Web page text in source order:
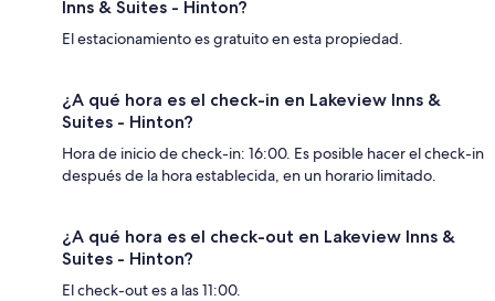
Inns & Suites - Hinton?
El estacionamiento es gratuito en esta propiedad.
¿A qué hora es el check-in en Lakeview Inns &
Suites - Hinton?
Hora de inicio de check-in: 16:00. Es posible hacer el check-in
después de la hora establecida, en un horario limitado.
¿A qué hora es el check-out en Lakeview Inns &
Suites - Hinton?
El check-out es a las 11:00.